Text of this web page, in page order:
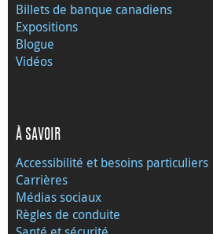
Billets de banque canadiens
Expositions
Blogue
Vidéos
À SAVOIR
Accessibilité et besoins particuliers
Carrières
Médias sociaux
Règles de conduite